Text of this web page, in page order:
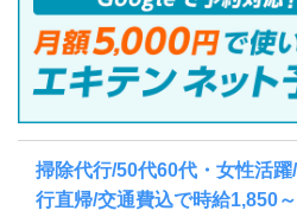
掃除代行/50代60代・女性活
行直帰/交通費込で時給1,850